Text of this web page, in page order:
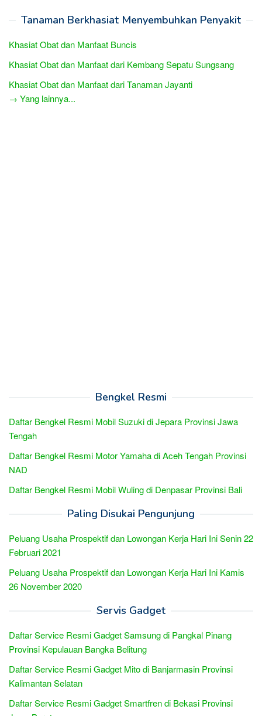
Tanaman Berkhasiat Menyembuhkan Penyakit
Khasiat Obat dan Manfaat Buncis
Khasiat Obat dan Manfaat dari Kembang Sepatu Sungsang
Khasiat Obat dan Manfaat dari Tanaman Jayanti
→ Yang lainnya...
Bengkel Resmi
Daftar Bengkel Resmi Mobil Suzuki di Jepara Provinsi Jawa
Tengah
Daftar Bengkel Resmi Motor Yamaha di Aceh Tengah Provinsi
NAD
Daftar Bengkel Resmi Mobil Wuling di Denpasar Provinsi Bali
Paling Disukai Pengunjung
Peluang Usaha Prospektif dan Lowongan Kerja Hari Ini Senin 22
Februari 2021
Peluang Usaha Prospektif dan Lowongan Kerja Hari Ini Kamis
26 November 2020
Servis Gadget
Daftar Service Resmi Gadget Samsung di Pangkal Pinang
Provinsi Kepulauan Bangka Belitung
Daftar Service Resmi Gadget Mito di Banjarmasin Provinsi
Kalimantan Selatan
Daftar Service Resmi Gadget Smartfren di Bekasi Provinsi